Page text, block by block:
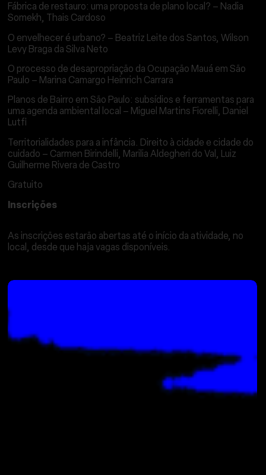
Fábrica de restauro: uma proposta de plano local? – Nadia
Somekh, Thais Cardoso
O envelhecer é urbano? – Beatriz Leite dos Santos, Wilson
Levy Braga da Silva Neto
O processo de desapropriação da Ocupação Mauá em São
Paulo – Marina Camargo Heinrich Carrara
Planos de Bairro em São Paulo: subsídios e ferramentas para
uma agenda ambiental local – Miguel Martins Fiorelli, Daniel
Lutfi
Territorialidades para a infância. Direito à cidade e cidade do
cuidado – Carmen Birindelli, Marilia Aldegheri do Val, Luiz
Guilherme Rivera de Castro
Gratuito
Inscrições
As inscrições estarão abertas até o início da atividade, no
local, desde que haja vagas disponíveis.